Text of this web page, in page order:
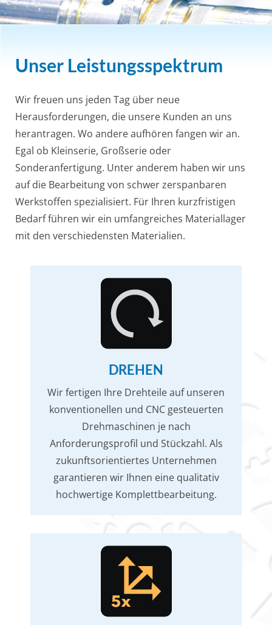
Unser Leistungsspektrum
Wir freuen uns jeden Tag über neue
Herausforderungen, die unsere Kunden an uns
herantragen. Wo andere aufhören fangen wir an.
Egal ob Kleinserie, Großserie oder
Sonderanfertigung. Unter anderem haben wir uns
auf die Bearbeitung von schwer zerspanbaren
Werkstoffen spezialisiert. Für Ihren kurzfristigen
Bedarf führen wir ein umfangreiches Materiallager
mit den verschiedensten Materialien.
DREHEN
Wir fertigen Ihre Drehteile auf unseren
konventionellen und CNC gesteuerten
Drehmaschinen je nach
Anforderungsprofil und Stückzahl. Als
zukunftsorientiertes Unternehmen
garantieren wir Ihnen eine qualitativ
hochwertige Komplettbearbeitung.